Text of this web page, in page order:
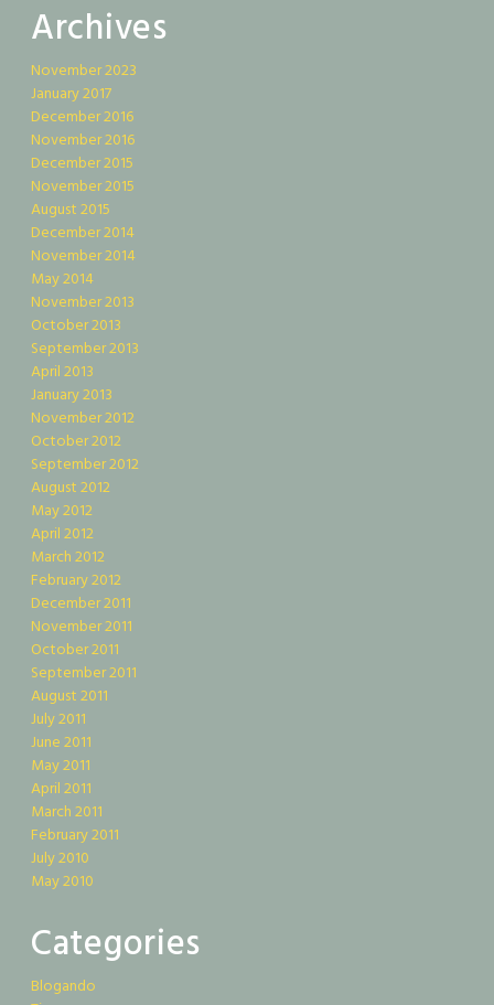
Archives
November 2023
January 2017
December 2016
November 2016
December 2015
November 2015
August 2015
December 2014
November 2014
May 2014
November 2013
October 2013
September 2013
April 2013
January 2013
November 2012
October 2012
September 2012
August 2012
May 2012
April 2012
March 2012
February 2012
December 2011
November 2011
October 2011
September 2011
August 2011
July 2011
June 2011
May 2011
April 2011
March 2011
February 2011
July 2010
May 2010
Categories
Blogando